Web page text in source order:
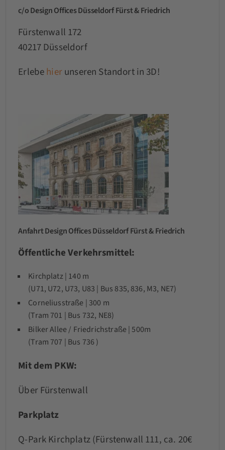
c/o Design Offices Düsseldorf Fürst & Friedrich
Fürstenwall 172
40217 Düsseldorf
Erlebehierunseren Standort in 3D!
Anfahrt Design Offices Düsseldorf Fürst & Friedrich
Öffentliche Verkehrsmittel:
Kirchplatz | 140 m
(U71, U72, U73, U83 | Bus 835, 836, M3, NE7)
Corneliusstraße | 300 m
(Tram 701 | Bus 732, NE8)
Bilker Allee / Friedrichstraße | 500m
(Tram 707 | Bus 736 )
Mit dem PKW:
Über Fürstenwall
Parkplatz
Q-Park Kirchplatz (Fürstenwall 111, ca. 20€